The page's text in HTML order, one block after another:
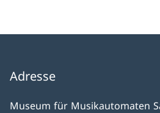
Adresse
Museum für Musikautomaten